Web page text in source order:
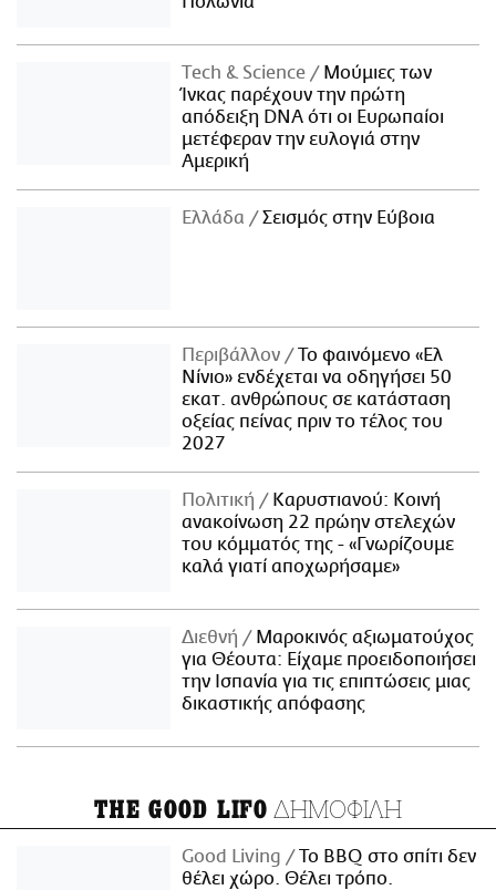
Τech & Science
Μούμιες των
Ίνκας παρέχουν την πρώτη
απόδειξη DNA ότι οι Ευρωπαίοι
μετέφεραν την ευλογιά στην
Αμερική
Ελλάδα Σεισμός στην Εύβοια
Περιβάλλον
Το φαινόμενο «Ελ
Νίνιο» ενδέχεται να οδηγήσει 50
εκατ. ανθρώπους σε κατάσταση
οξείας πείνας πριν το τέλος του
2027
Πολιτική
Καρυστιανού: Κοινή
ανακοίνωση 22 πρώην στελεχών
του κόμματός της - «Γνωρίζουμε
καλά γιατί αποχωρήσαμε»
Διεθνή
Μαροκινός αξιωματούχος
για Θέουτα: Είχαμε προειδοποιήσει
την Ισπανία για τις επιπτώσεις μιας
δικαστικής απόφασης
THE GOOD LIFO ΔΗΜΟΦΙΛΗ
Good Living
Το BBQ στο σπίτι δεν
θέλει χώρο. Θέλει τρόπο.